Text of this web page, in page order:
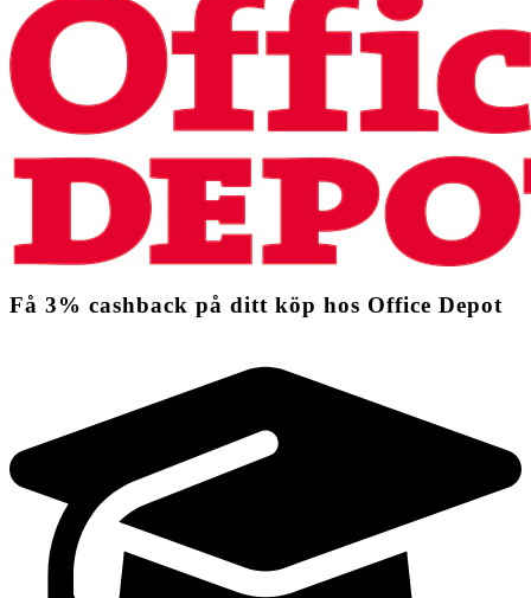
Få 3% cashback på ditt köp hos Office Depot